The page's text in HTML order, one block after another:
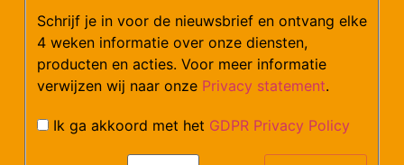
Mail:klantenservice@arvem.nl
Werken bij Arvem?
Schrijf je in voor de nieuwsbrief en ontvang elke
4 weken informatie over onze diensten,
producten en acties. Voor meer informatie
verwijzen wij naar onze Privacy statement.
Ik ga akkoord met het GDPR Privacy Policy